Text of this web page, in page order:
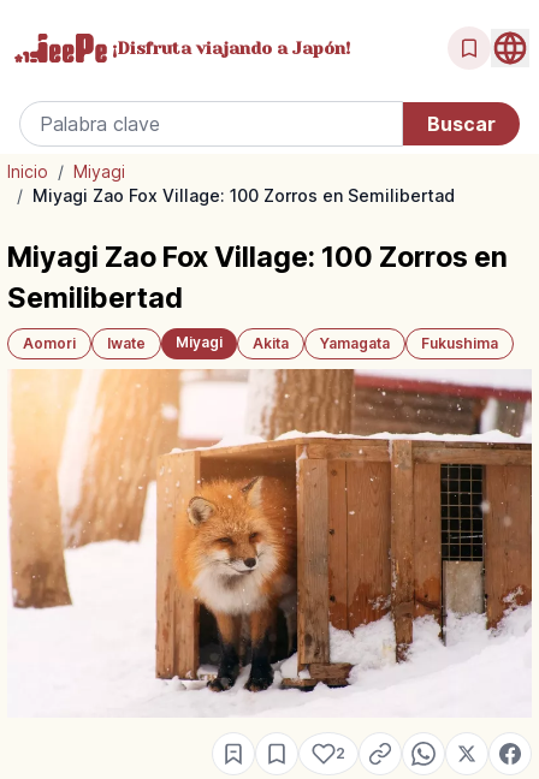
¡Disfrutaviajando a Japón!
Inicio / Miyagi
/ Miyagi Zao Fox Village: 100 Zorros en Semilibertad
Miyagi Zao Fox Village: 100 Zorros en
Semilibertad
Aomori Iwate Miyagi Akita Yamagata Fukushima
2